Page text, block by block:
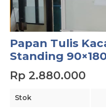
Papan Tulis
Standing
Rp 2.880.000
Stok